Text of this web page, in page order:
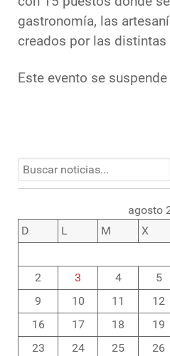
gastronomía, las
creados por las
Este evento se
agosto
D
L M X
2
3 4 5
9
10 11 12
16
17 18 19
23
24 25 26